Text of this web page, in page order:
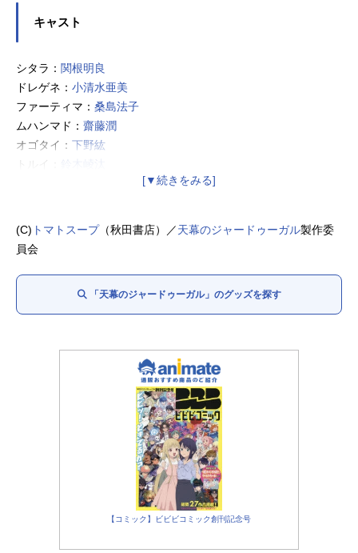
キャスト
シタラ： 関根明良
ドレゲネ： 小清水亜美
ファーティマ： 桑島法子
ムハンマド： 齋藤潤
オゴタイ： 下野紘
トルイ：
野島健児
キルギスタニ：新谷真弓
チンギス・カン：玉鷲関
モンゴル兵士：玉正鳳関
(C) トマトスープ（秋田書店）／天幕のジャードゥーガル製作委
員会
「天幕のジャードゥーガル」のグッズを探す
【コミック】ビビビコミック創刊記念号